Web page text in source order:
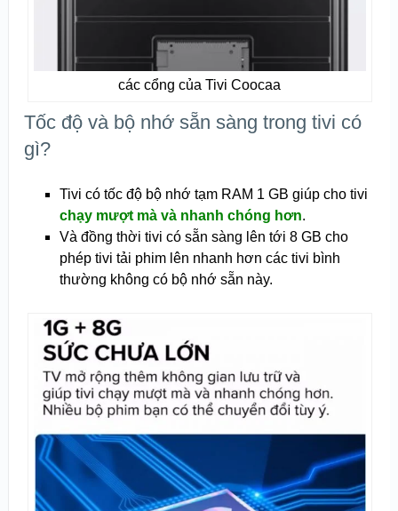
các cổng của Tivi Coocaa
Tốc độ và bộ nhớ sẵn sàng trong tivi có
gì?
Tivi có tốc độ bộ nhớ tạm RAM 1 GB giúp cho tivi
chạy mượt mà và nhanh chóng hơn.
Và đồng thời tivi có sẵn sàng lên tới 8 GB cho
phép tivi tải phim lên nhanh hơn các tivi bình
thường không có bộ nhớ sẵn này.